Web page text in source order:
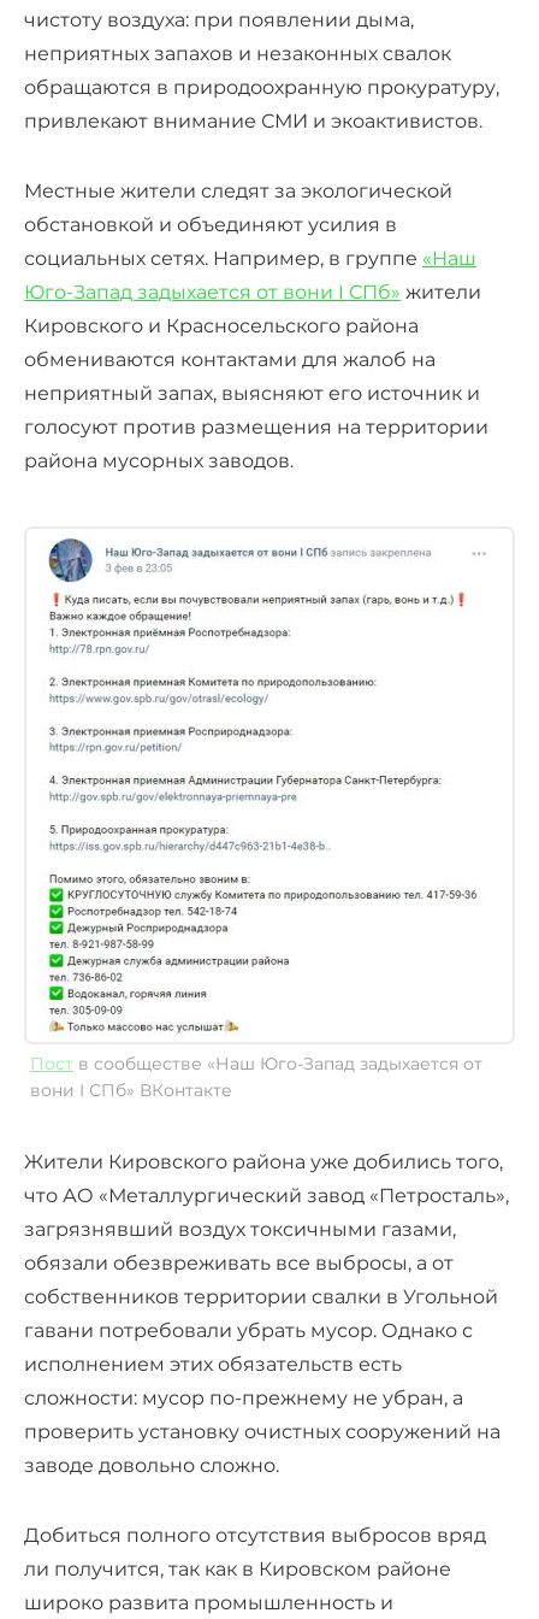
чистоту воздуха: при появлении дыма,
неприятных запахов и незаконных свалок
обращаются в природоохранную прокуратуру,
привлекают внимание СМИ и экоактивистов.
Местные жители следят за экологической
обстановкой и объединяют усилия в
социальных сетях. Например, в группе «Наш
Юго-Запад задыхается от вони I СПб» жители
Кировского и Красносельского района
обмениваются контактами для жалоб на
неприятный запах, выясняют его источник и
голосуют против размещения на территории
района мусорных заводов.
Пост в сообществе «Наш Юго-Запад задыхается от
вони I СПб» ВКонтакте
Жители Кировского района уже добились того,
что АО «Металлургический завод «Петросталь»,
загрязнявший воздух токсичными газами,
обязали обезвреживать все выбросы, а от
собственников территории свалки в Угольной
гавани потребовали убрать мусор. Однако с
исполнением этих обязательств есть
сложности: мусор по-прежнему не убран, а
проверить установку очистных сооружений на
заводе довольно сложно.
Добиться полного отсутствия выбросов вряд
ли получится, так как в Кировском районе
широко развита промышленность и